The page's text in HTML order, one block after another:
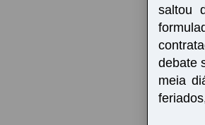
saltou
debate
meia